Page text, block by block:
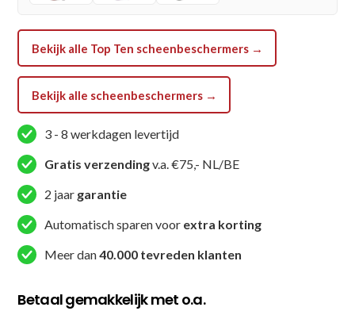
Bekijk alle Top Ten scheenbeschermers →
Bekijk alle scheenbeschermers →
3 - 8 werkdagen levertijd
Gratis verzendingv.a. €75,- NL/BE
2 jaar garantie
Automatisch sparen voor extra korting
Meer dan40.000 tevreden klanten
Betaal gemakkelijk met o.a.